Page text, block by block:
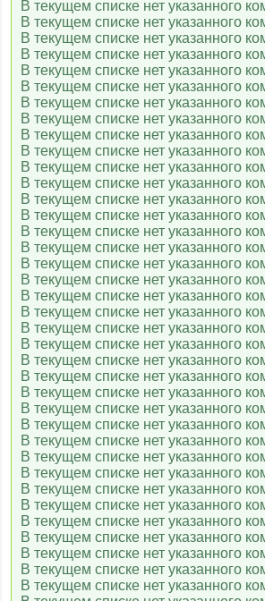
В текущем списке нет указанного
В текущем списке нет указанного
В текущем списке нет указанного
В текущем списке нет указанного
В текущем списке нет указанного
В текущем списке нет указанного
В текущем списке нет указанного
В текущем списке нет указанного
В текущем списке нет указанного
В текущем списке нет указанного
В текущем списке нет указанного
В текущем списке нет указанного
В текущем списке нет указанного
В текущем списке нет указанного
В текущем списке нет указанного
В текущем списке нет указанного
В текущем списке нет указанного
В текущем списке нет указанного
В текущем списке нет указанного
В текущем списке нет указанного
В текущем списке нет указанного
В текущем списке нет указанного
В текущем списке нет указанного
В текущем списке нет указанного
В текущем списке нет указанного
В текущем списке нет указанного
В текущем списке нет указанного
В текущем списке нет указанного
В текущем списке нет указанного
В текущем списке нет указанного
В текущем списке нет указанного
В текущем списке нет указанного
В текущем списке нет указанного
В текущем списке нет указанного
В текущем списке нет указанного
В текущем списке нет указанного
В текущем списке нет указанного